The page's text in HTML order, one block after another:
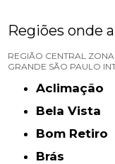
Regiões onde
REGIÃO CENTRAL ZONA
GRANDE SÃO PAULO
Aclimação
Bela Vista
Bom Retiro
Brás